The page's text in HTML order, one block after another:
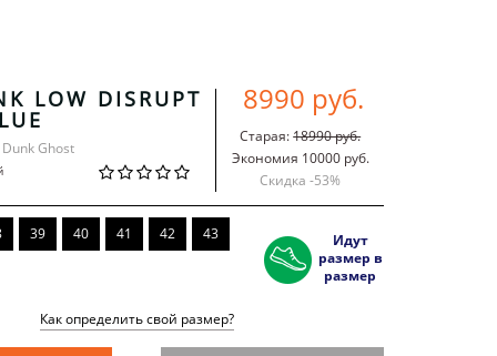
LOW DISRUPT
Ghost
8990 руб.
Старая:18990 руб.
Экономия 10000 руб.
Скидка -53%
39 40 41 42 43
Идут
размер в
размер
Как определить свой размер?